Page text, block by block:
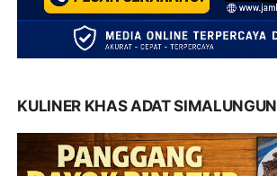
KULINER KHAS ADAT SIMALUNGUN